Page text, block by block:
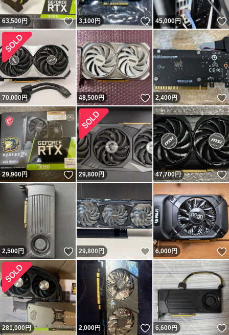
63,500円 いいね！
3,100円 いいね！
45,000円
70,000円 48,500円 いいね！
2,400円
29,900円 いいね！
29,800円 47,700円
2,500円 いいね！
29,800円 いいね！
6,000円
281,000円 2,000円 いいね！
6,600円